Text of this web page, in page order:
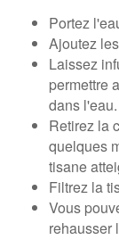
Portez
Ajoutez
Laissez
permettre
dans l'eau.
Retirez la
quelques
tisane
Filtrez la
Vous
rehausser